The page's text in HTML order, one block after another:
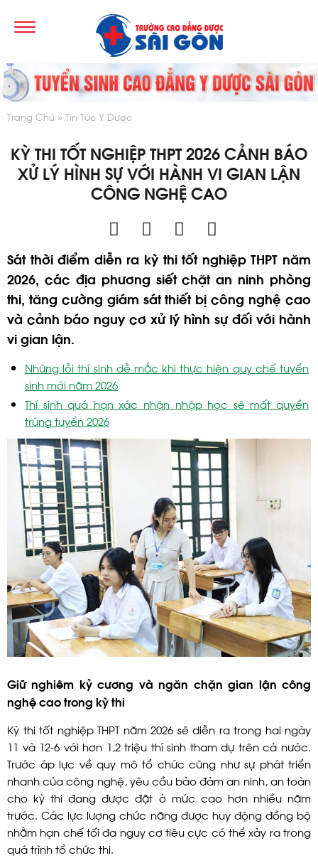
Trang Chủ Tin Tức Y Dược
KỲ THI TỐT NGHIỆP THPT 2026 CẢNH BÁO
XỬ LÝ HÌNH SỰ VỚI HÀNH VI GIAN LẬN
CÔNG NGHỆ CAO
Sát thời điểm diễn ra kỳ thi tốt nghiệp THPT năm
2026, các địa phương siết chặt an ninh phòng
thi, tăng cường giám sát thiết bị công nghệ cao
và cảnh báo nguy cơ xử lý hình sự đối với hành
vi gian lận.
Những lỗi thí sinh dễ mắc khi thực hiện quy chế tuyển
sinh mới năm 2026
Thí sinh quá hạn xác nhận nhập học sẽ mất quyền
trúng tuyển 2026
Giữ nghiêm kỷ cương và ngăn chặn gian lận công
nghệ cao trong kỳ thi
Kỳ thi tốt nghiệp THPT năm 2026 sẽ diễn ra trong hai ngày
11 và 12-6 với hơn 1,2 triệu thí sinh tham dự trên cả nước.
Trước áp lực về quy mô tổ chức cũng như sự phát triển
nhanh của công nghệ, yêu cầu bảo đảm an ninh, an toàn
cho kỳ thi đang được đặt ở mức cao hơn nhiều năm
trước. Các lực lượng chức năng được huy động đồng bộ
nhằm hạn chế tối đa nguy cơ tiêu cực có thể xảy ra trong
quá trình tổ chức thi.